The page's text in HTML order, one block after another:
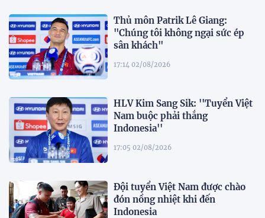
Thủ môn Patrik Lê Giang:
"Chúng tôi không ngại sức ép
sân khách"
17:14 02/08/2026
HLV Kim Sang Sik: ''Tuyển Việt
Nam buộc phải thắng
Indonesia''
17:05 02/08/2026
Đội tuyển Việt Nam được chào
đón nồng nhiệt khi đến
Indonesia